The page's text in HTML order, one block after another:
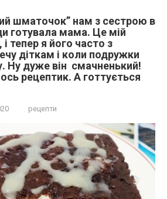
шматочок” нам з сестрою в
готувала мама. Це мій
тепер я його часто з
діткам і коли подружки
Ну дуже він смачненький!
рецептик. А готтується
рецепти